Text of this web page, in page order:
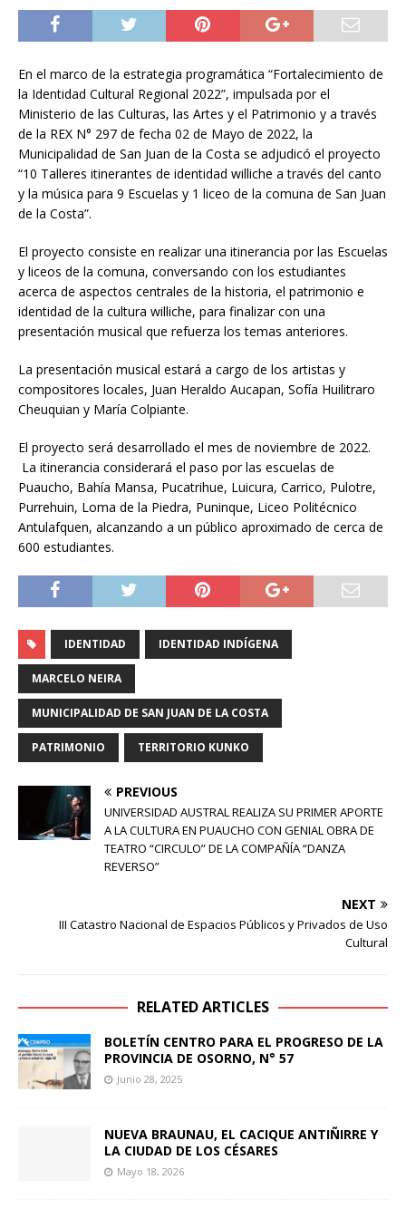
En el marco de la estrategia programática “Fortalecimiento de
la Identidad Cultural Regional 2022”, impulsada por el
Ministerio de las Culturas, las Artes y el Patrimonio y a través
de la REX N° 297 de fecha 02 de Mayo de 2022, la
Municipalidad de San Juan de la Costa se adjudicó el proyecto
“10 Talleres itinerantes de identidad williche a través del canto
y la música para 9 Escuelas y 1 liceo de la comuna de San Juan
de la Costa”.
El proyecto consiste en realizar una itinerancia por las Escuelas
y liceos de la comuna, conversando con los estudiantes
acerca de aspectos centrales de la historia, el patrimonio e
identidad de la cultura williche, para finalizar con una
presentación musical que refuerza los temas anteriores.
La presentación musical estará a cargo de los artistas y
compositores locales, Juan Heraldo Aucapan, Sofía Huilitraro
Cheuquian y María Colpiante.
El proyecto será desarrollado el mes de noviembre de 2022.
La itinerancia considerará el paso por las escuelas de
Puaucho, Bahía Mansa, Pucatrihue, Luicura, Carrico, Pulotre,
Purrehuin, Loma de la Piedra, Puninque, Liceo Politécnico
Antulafquen, alcanzando a un público aproximado de cerca de
600 estudiantes.
IDENTIDAD IDENTIDAD INDÍGENA
MARCELO NEIRA
MUNICIPALIDAD DE SAN JUAN DE LA COSTA
PATRIMONIO TERRITORIO KUNKO
PREVIOUS
UNIVERSIDAD AUSTRAL REALIZA SU PRIMER APORTE
A LA CULTURA EN PUAUCHO CON GENIAL OBRA DE
TEATRO “CIRCULO” DE LA COMPAÑÍA “DANZA
REVERSO”
NEXT
III Catastro Nacional de Espacios Públicos y Privados de Uso
Cultural
RELATED ARTICLES
BOLETÍN CENTRO PARA EL PROGRESO DE LA
PROVINCIA DE OSORNO, N° 57
Junio 28, 2025
NUEVA BRAUNAU, EL CACIQUE ANTIÑIRRE Y
LA CIUDAD DE LOS CÉSARES
Mayo 18, 2026